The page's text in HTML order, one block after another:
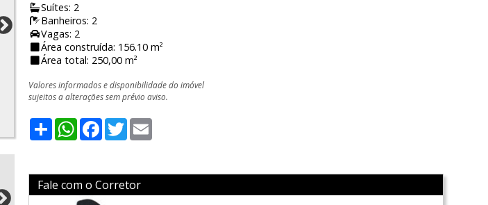
Suítes: 2
Banheiros: 2
Vagas: 2
Área construída: 156.10 m²
Área total: 250,00 m²
Valores informados e disponibilidade do imóvel
sujeitos a alterações sem prévio aviso.
ShareWhatsApp
Facebook
Twitter
Fale com o Corretor